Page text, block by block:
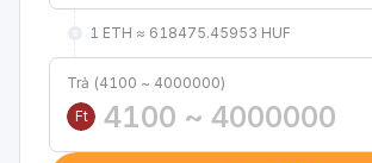
1 ETH ≈ 618475.45953 HUF
Trả (4100 ~ 4000000)
Ft